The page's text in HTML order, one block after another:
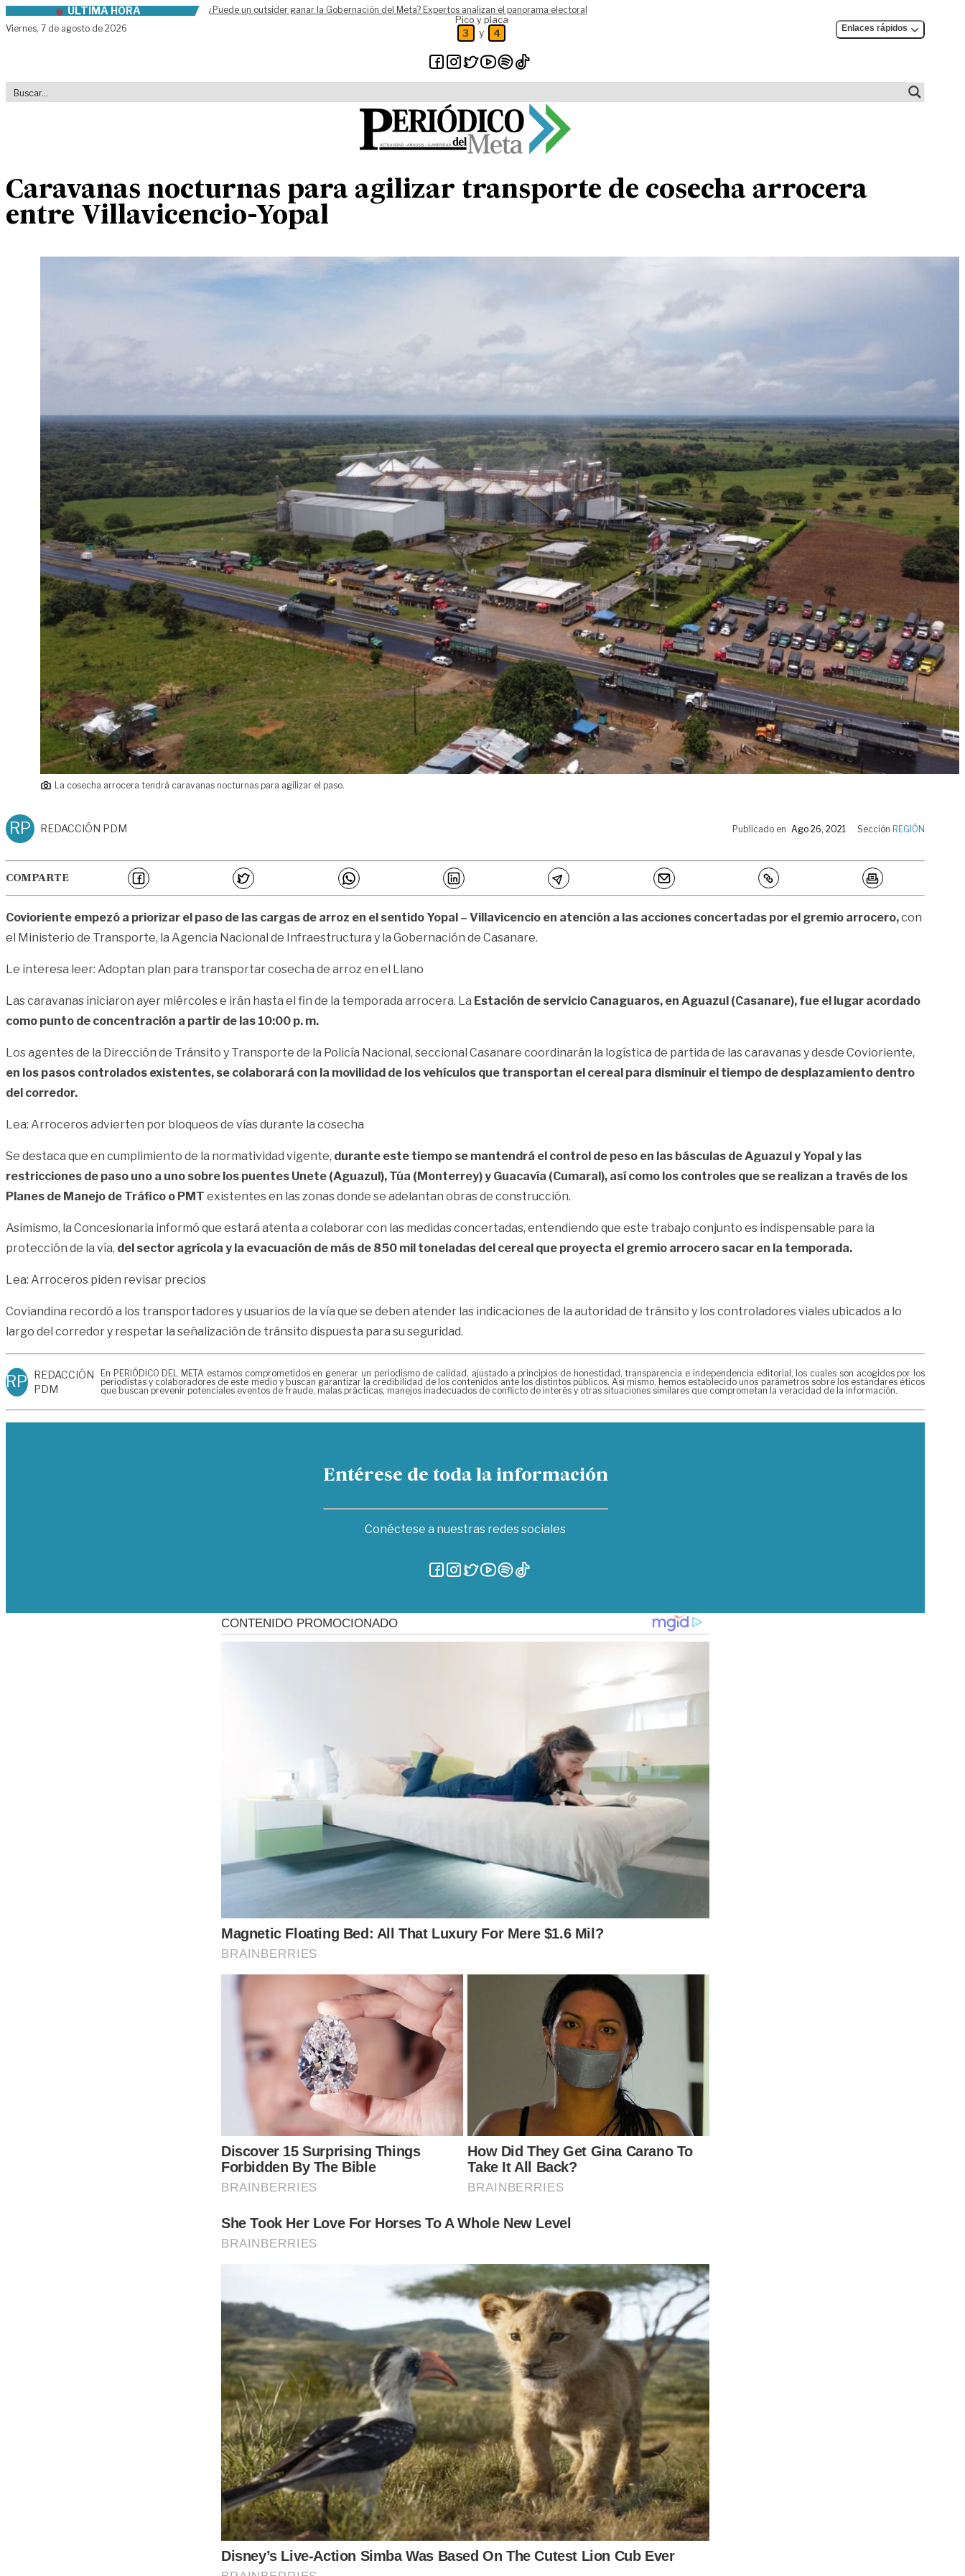
Skip to contentÚLTIMA HORA
¿Puede un outsider ganar la Gobernación del Meta? Expertos analizan el panorama electoral
Viernes, 7 de agosto de 2026
Pico y placa
3 y 4 Enlaces rápidos
Caravanas nocturnas para agilizar transporte de cosecha arrocera
entre Villavicencio-Yopal
La cosecha arrocera tendrá caravanas nocturnas para agilizar el paso.
RP REDACCIÓN PDM Publicado en Ago 26, 2021 Sección REGIÓN
COMPARTE
Covioriente empezó a priorizar el paso de las cargas de arroz en el sentido Yopal – Villavicencio en atención a las acciones concertadas por el gremio arrocero,con
el Ministerio de Transporte, la Agencia Nacional de Infraestructura y la Gobernación de Casanare.
Le interesa leer: Adoptan plan para transportar cosecha de arroz en el Llano
Las caravanas iniciaron ayer miércoles e irán hasta el fin de la temporada arrocera. La Estación de servicio Canaguaros, en Aguazul (Casanare), fue el lugar acordado
como punto de concentración a partir de las 10:00 p. m.
Los agentes de la Dirección de Tránsito y Transporte de la Policía Nacional, seccional Casanare coordinarán la logística de partida de las caravanas y desde Covioriente,
en los pasos controlados existentes, se colaborará con la movilidad de los vehículos que transportan el cereal para disminuir el tiempo de desplazamiento dentro
del corredor.
Lea: Arroceros advierten por bloqueos de vías durante la cosecha
Se destaca que en cumplimiento de la normatividad vigente, durante este tiempo se mantendrá el control de peso en las básculas de Aguazul y Yopal y las
restricciones de paso uno a uno sobre los puentes Unete (Aguazul), Túa (Monterrey) y Guacavía (Cumaral), así como los controles que se realizan a través de los
Planes de Manejo de Tráfico o PMT existentes en las zonas donde se adelantan obras de construcción.
Asimismo, la Concesionaria informó que estará atenta a colaborar con las medidas concertadas, entendiendo que este trabajo conjunto es indispensable para la
protección de la vía, del sector agrícola y la evacuación de más de 850 mil toneladas del cereal que proyecta el gremio arrocero sacar en la temporada.
Lea: Arroceros piden revisar precios
Coviandina recordó a los transportadores y usuarios de la vía que se deben atender las indicaciones de la autoridad de tránsito y los controladores viales ubicados a lo
largo del corredor y respetar la señalización de tránsito dispuesta para su seguridad.
RP REDACCIÓN
PDM
En PERIÓDICO DEL META estamos comprometidos en generar un periodismo de calidad, ajustado a principios de honestidad, transparencia e independencia editorial, los cuales son acogidos por los
periodistas y colaboradores de este medio y buscan garantizar la credibilidad de los contenidos ante los distintos públicos. Así mismo, hemos establecido unos parámetros sobre los estándares éticos
que buscan prevenir potenciales eventos de fraude, malas prácticas, manejos inadecuados de conflicto de interés y otras situaciones similares que comprometan la veracidad de la información.
Entérese de toda la información
Conéctese a nuestras redes sociales